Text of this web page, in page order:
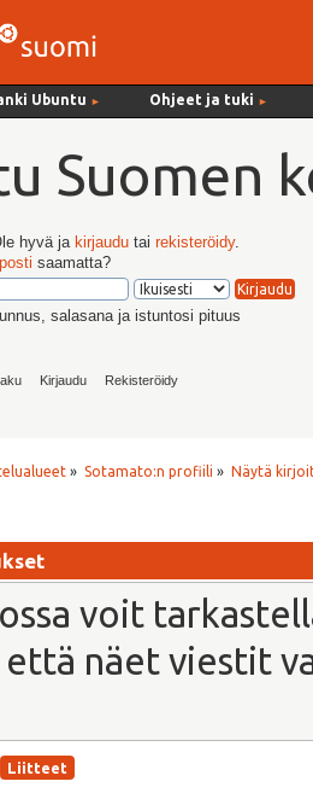
Ubuntu ► Ohjeet ja tuki ►
Suomen
hyvä ja kirjaudu tairekisteröidy.
saamatta?
salasana ja istuntosi pituus
Kirjaudu Rekisteröidy
» Sotamato:n profiili » Näytä
voit
että näet viestit
Liitteet